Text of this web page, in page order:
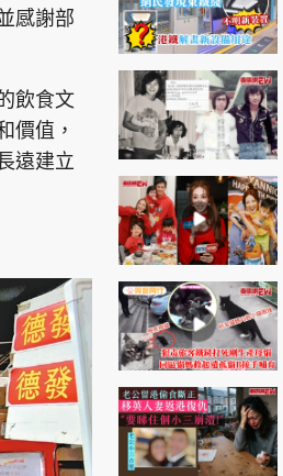
感謝部
飲食文
價值，
遠建立